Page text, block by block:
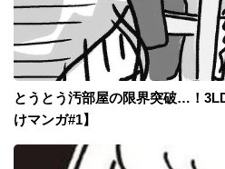
とうとう汚部屋の限界突破…！
けマンガ#1】